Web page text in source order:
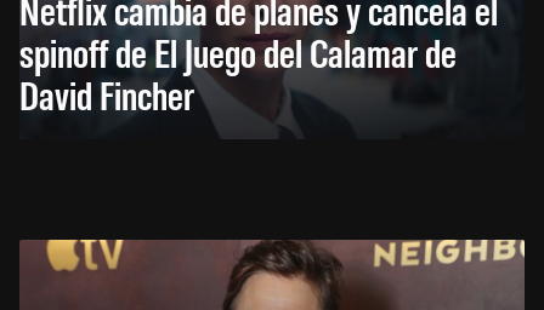
spinoff de El Juego del Calamar de
David Fincher